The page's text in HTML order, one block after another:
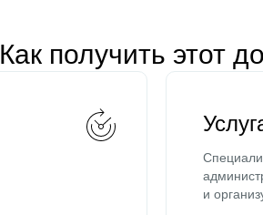
Как получить этот
и